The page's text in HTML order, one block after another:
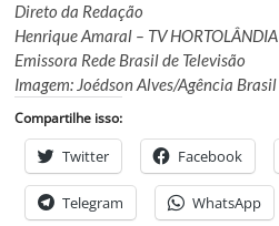
Direto da Redação
Henrique Amaral – TV HORTOLÂNDIA
Emissora Rede Brasil de Televisão
Imagem: Joédson Alves/Agência Brasil
Compartilhe isso:
Twitter Facebook
Telegram WhatsApp